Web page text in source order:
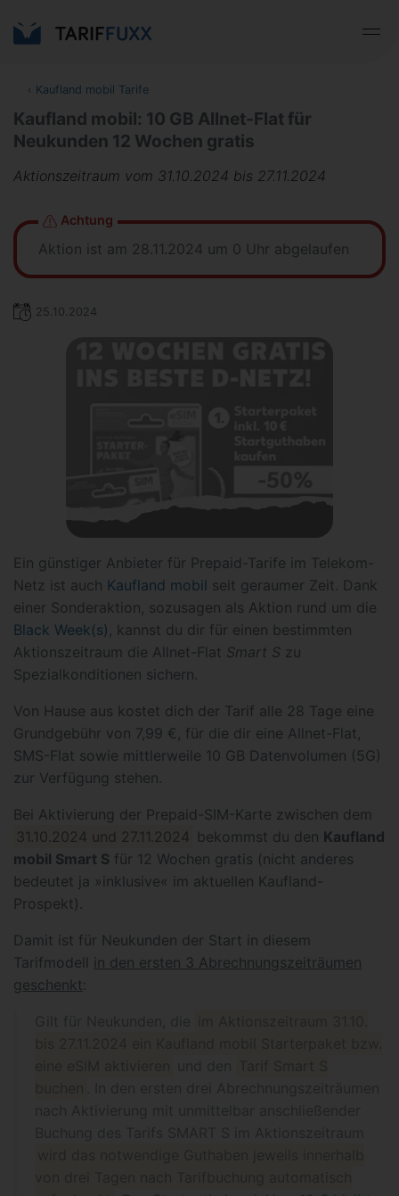
‹ Kaufland mobil Tarife
Kaufland mobil: 10 GB Allnet-Flat für
Neukunden 12 Wochen gratis
Aktionszeitraum vom 31.10.2024 bis 27.11.2024
Achtung
Aktion ist am 28.11.2024 um 0 Uhr abgelaufen
25.10.2024
Ein günstiger Anbieter für Prepaid-Tarife im Telekom-
Netz ist auch Kaufland mobil seit geraumer Zeit. Dank
einer Sonderaktion, sozusagen als Aktion rund um die
Black Week(s) , kannst du dir für einen bestimmten
Aktionszeitraum die Allnet-Flat Smart S zu
Spezialkonditionen sichern.
Von Hause aus kostet dich der Tarif alle 28 Tage eine
Grundgebühr von 7,99 €, für die dir eine Allnet-Flat,
SMS-Flat sowie mittlerweile 10 GB Datenvolumen (5G)
zur Verfügung stehen.
Bei Aktivierung der Prepaid-SIM-Karte zwischen dem
31.10.2024 und 27.11.2024 bekommst du den Kaufland
mobil Smart S für 12 Wochen gratis (nicht anderes
bedeutet ja »inklusive« im aktuellen Kaufland-
Prospekt).
Damit ist für Neukunden der Start in diesem
Tarifmodell
in den ersten 3 Abrechnungszeiträumen
geschenkt: